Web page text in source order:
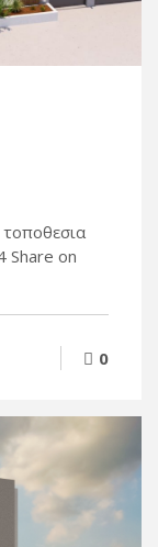
Share on
0